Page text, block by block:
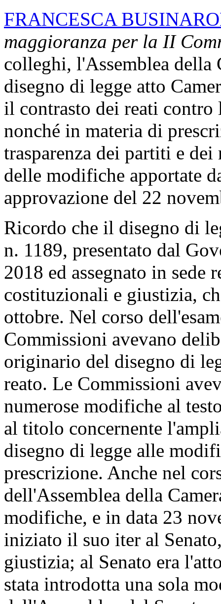
FRANCESCA
maggioranza per la II
colleghi, l'Assemblea della
disegno di legge atto
il contrasto dei reati
nonché in materia di
trasparenza dei partiti e
delle modifiche apportate
approvazione del 22
Ricordo che il disegno di
n. 1189, presentato dal
2018 ed assegnato in
costituzionali e giustizia,
ottobre. Nel corso
Commissioni avevano
originario del disegno di
reato. Le Commissioni
numerose modifiche al
al titolo concernente
disegno di legge alle
prescrizione. Anche nel
dell'Assemblea della
modifiche, e in data 23
iniziato il suo iter al
giustizia; al Senato era
stata introdotta una sola